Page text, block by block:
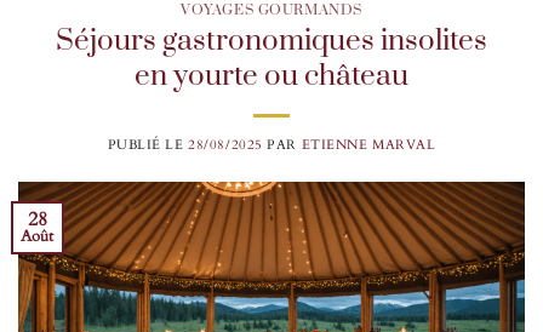
VOYAGES GOURMANDS
Séjours gastronomiques insolites
en yourte ou château
PUBLIÉ LE28/08/2025 PAR ETIENNE MARVAL
28
Août